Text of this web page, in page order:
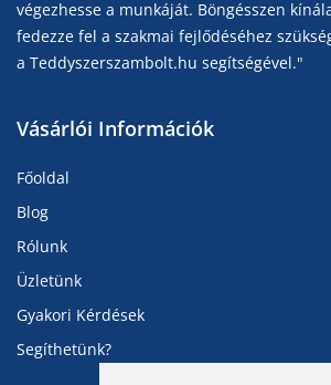
végezhesse a munkáját. Böngésszen
fedezze fel a szakmai fejlődéséhez
a Teddyszerszambolt.hu segítségével."
Vásárlói Információk
Főoldal
Blog
Rólunk
Üzletünk
Gyakori Kérdések
Segíthetünk?